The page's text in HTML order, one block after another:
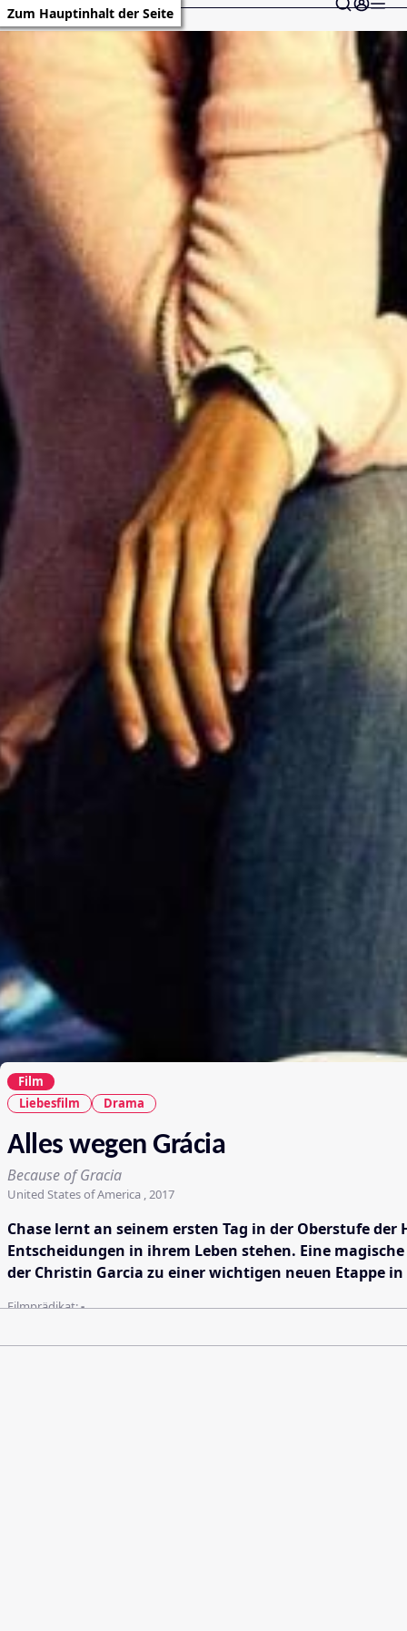
Zum Hauptinhalt der Seite
Film
Liebesfilm
Drama
Alles wegen Grácia
Because of Gracia
United States of America , 2017
Chase lernt an seinem ersten Tag in der Oberstufe
Entscheidungen in ihrem Leben stehen. Eine
der Christin Garcia zu einer wichtigen neuen Etappe
Filmprädikat:-